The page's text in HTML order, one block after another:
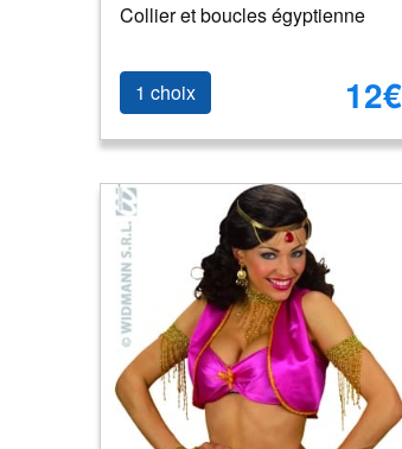
Collier et boucles égyptienne
1 choix 12€